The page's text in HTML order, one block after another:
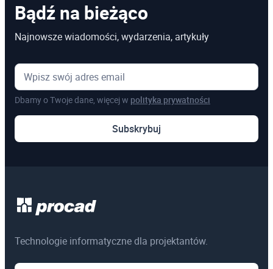
Bądź na bieżąco
Najnowsze wiadomości, wydarzenia, artykuły
Dbamy o Twoje dane, więcej w polityka prywatności
Subskrybuj
Technologie informatyczne dla projektantów.